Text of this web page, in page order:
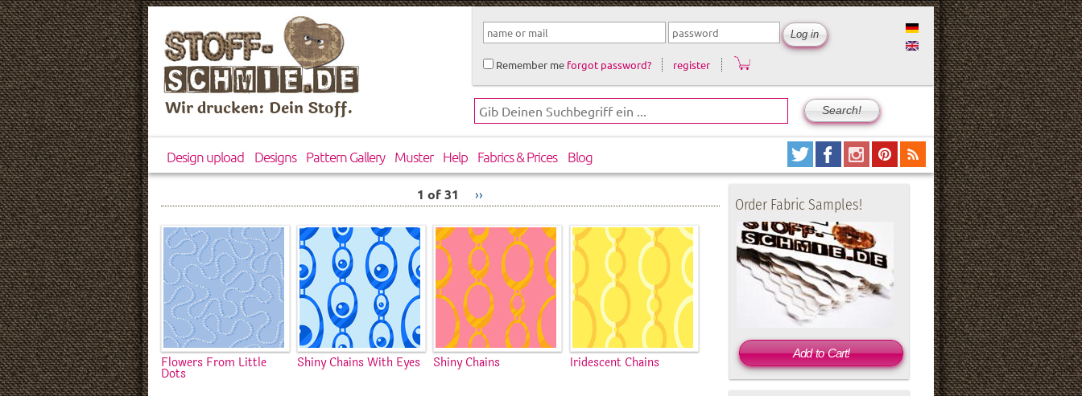
Wir drucken: Dein Stoff.
Remember me forgot password? register
Design upload Designs Pattern Gallery Muster Help Fabrics & Prices Blog
1 of 31 ››
Flowers From Little
Dots
Shiny Chains With Eyes Shiny Chains Iridescent Chains
Order Fabric Samples!
Add to Cart!